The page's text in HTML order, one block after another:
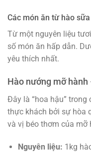
Các món ăn từ hào
Từ một nguyên liệu
số món ăn hấp dẫn.
yêu thích nhất.
Hào nướng mỡ
Đây là “hoa hậu”
thực khách bởi sự hòa
và vị béo thơm của mỡ
Nguyên liệu: 1kg